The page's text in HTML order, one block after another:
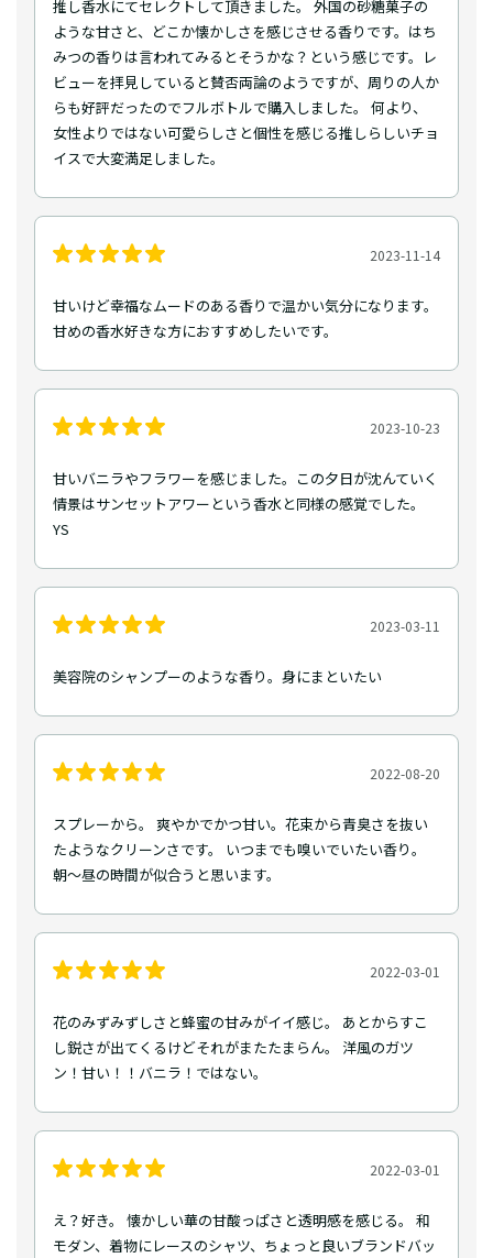
推し香水にてセレクトして頂きました。 外国の砂糖菓子の
ような甘さと、どこか懐かしさを感じさせる香りです。はち
みつの香りは言われてみるとそうかな？という感じです。レ
ビューを拝見していると賛否両論のようですが、周りの人か
らも好評だったのでフルボトルで購入しました。 何より、
女性よりではない可愛らしさと個性を感じる推しらしいチョ
イスで大変満足しました。
2023-11-14
甘いけど幸福なムードのある香りで温かい気分になります。
甘めの香水好きな方におすすめしたいです。
2023-10-23
甘いバニラやフラワーを感じました。この夕日が沈んていく
情景はサンセットアワーという香水と同様の感覚でした。
YS
2023-03-11
美容院のシャンプーのような香り。身にまといたい
2022-08-20
スプレーから。 爽やかでかつ甘い。花束から青臭さを抜い
たようなクリーンさです。 いつまでも嗅いでいたい香り。
朝〜昼の時間が似合うと思います。
2022-03-01
花のみずみずしさと蜂蜜の甘みがイイ感じ。 あとからすこ
し鋭さが出てくるけどそれがまたたまらん。 洋風のガツ
ン！甘い！！バニラ！ではない。
2022-03-01
え？好き。 懐かしい華の甘酸っぱさと透明感を感じる。 和
モダン、着物にレースのシャツ、ちょっと良いブランドバッ